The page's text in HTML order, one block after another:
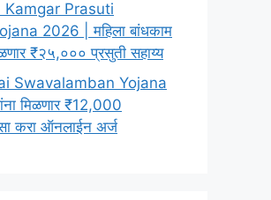
Kamgar Prasuti
2026 | महिला बांधकाम
₹२५,००० प्रसुती सहाय्य
Swavalamban Yojana
मिळणार ₹12,000
करा ऑनलाईन अर्ज